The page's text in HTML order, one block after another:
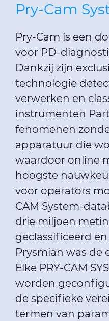
Pry-Cam
Pry-Cam is een
voor PD-
Dankzij zijn
technologie
verwerken en
instrumenten
fenomenen
apparatuur die
waardoor online
hoogste
voor operators
CAM System-
drie miljoen
geclassificeerd
Prysmian was de
Elke PRY-CAM
worden
de specifieke
termen van